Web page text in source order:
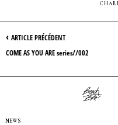
‹ ARTICLE PRÉCÉDENT
COME AS YOU ARE series//002
NEWS